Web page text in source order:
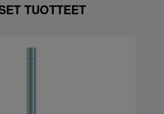
TUOTTEET